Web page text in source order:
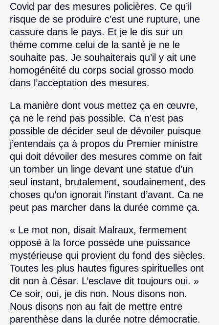
Covid par des mesures policières. Ce qu’il
risque de se produire c’est une rupture, une
cassure dans le pays. Et je le dis sur un
thème comme celui de la santé je ne le
souhaite pas. Je souhaiterais qu’il y ait une
homogénéité du corps social grosso modo
dans l’acceptation des mesures.
La manière dont vous mettez ça en œuvre,
ça ne le rend pas possible. Ca n’est pas
possible de décider seul de dévoiler puisque
j’entendais ça à propos du Premier ministre
qui doit dévoiler des mesures comme on fait
un tomber un linge devant une statue d’un
seul instant, brutalement, soudainement, des
choses qu’on ignorait l’instant d’avant. Ca ne
peut pas marcher dans la durée comme ça.
« Le mot non, disait Malraux, fermement
opposé à la force possède une puissance
mystérieuse qui provient du fond des siècles.
Toutes les plus hautes figures spirituelles ont
dit non à César. L’esclave dit toujours oui. »
Ce soir, oui, je dis non. Nous disons non.
Nous disons non au fait de mettre entre
parenthèse dans la durée notre démocratie.